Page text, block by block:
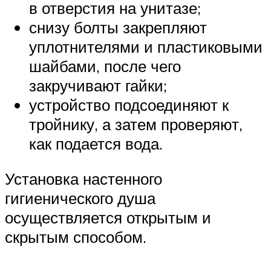
в отверстия на унитазе;
снизу болты закрепляют
уплотнителями и пластиковыми
шайбами, после чего
закручивают гайки;
устройство подсоединяют к
тройнику, а затем проверяют,
как подается вода.
Установка настенного
гигиенического душа
осуществляется открытым и
скрытым способом.